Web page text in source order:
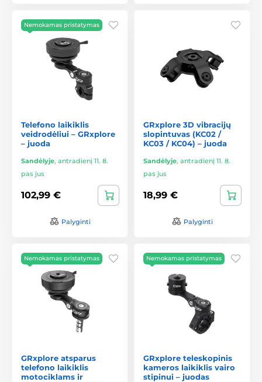
Nemokamas pristatymas
Telefono laikiklis
veidrodėliui – GRxplore
– juoda
Sandėlyje, antradienį 11. 8.
pas jus
102,99 €
Palyginti
GRxplore 3D vibracijų
slopintuvas (KC02 /
KC03 / KC04) – juoda
Sandėlyje, antradienį 11. 8.
pas jus
18,99 €
Palyginti
Nemokamas pristatymas
GRxplore atsparus
telefono laikiklis
motociklams ir
Nemokamas pristatymas
GRxplore teleskopinis
kameros laikiklis vairo
stipinui – juodas